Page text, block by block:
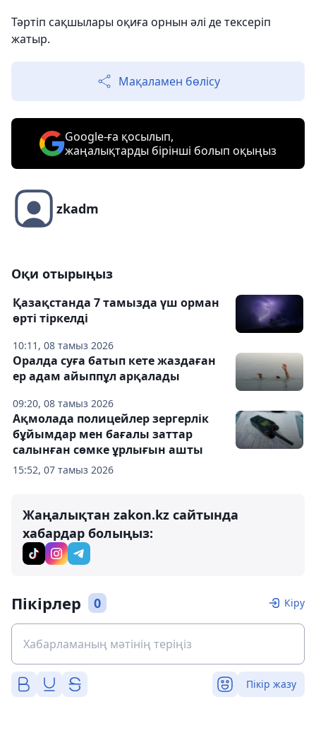
Тәртіп сақшылары оқиға орнын әлі де тексеріп
жатыр.
Мақаламен бөлісу
Google-ға қосылып,
жаңалықтарды бірінші болып оқыңыз
zkadm
Оқи отырыңыз
10:11, 08 тамыз 2026
Қазақстанда 7 тамызда үш орман
өрті тіркелді
09:20, 08 тамыз 2026
Оралда суға батып кете жаздаған
ер адам айыппұл арқалады
15:52, 07 тамыз 2026
Ақмолада полицейлер зергерлік
бұйымдар мен бағалы заттар
салынған сөмке ұрлығын ашты
Жаңалықтан zakon.kz сайтында
хабардар болыңыз:
Пікірлер 0 Кіру
Пікір жазу